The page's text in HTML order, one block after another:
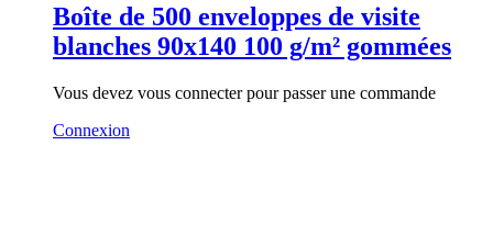
Boîte de 500 enveloppes de visite
blanches 90x140 100 g/m² gommées
Vous devez vous connecter pour passer une commande
Connexion